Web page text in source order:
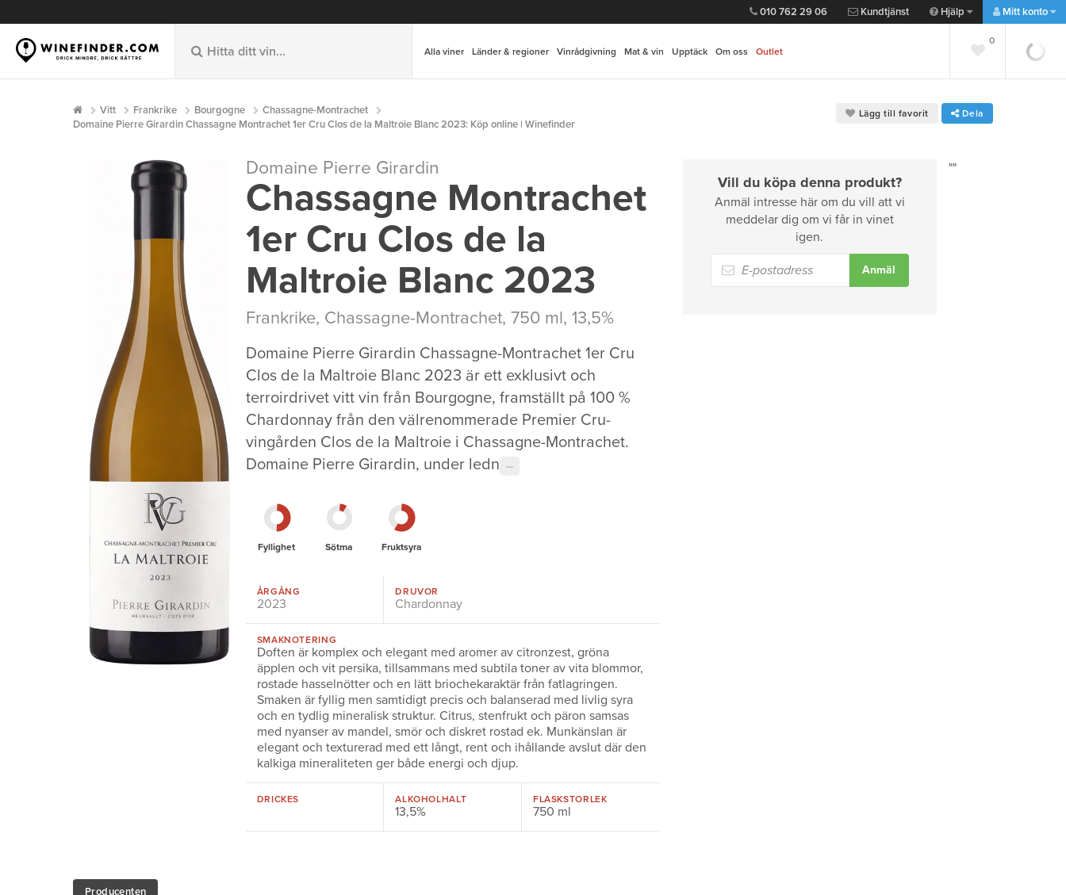
010 762 29 06 Kundtjänst Hjälp Mitt konto
Alla viner Länder & regioner Vinrådgivning Mat & vin Upptäck Om oss Outlet
0
0
Vitt Frankrike Bourgogne
Chassagne-Montrachet
Domaine Pierre Girardin Chassagne Montrachet 1er Cru Clos de la Maltroie Blanc 2023: Köp online | Winefinder
Lägg till favorit Dela
Domaine Pierre Girardin
Chassagne Montrachet
1er Cru Clos de la
Maltroie Blanc 2023
Frankrike, Chassagne-Montrachet, 750 ml, 13,5%
Domaine Pierre Girardin Chassagne-Montrachet 1er Cru
Clos de la Maltroie Blanc 2023 är ett exklusivt och
terroirdrivet vitt vin från Bourgogne, framställt på 100 %
Chardonnay från den välrenommerade Premier Cru-
vingården Clos de la Maltroie i Chassagne-Montrachet.
Domaine Pierre Girardin, under ledn
···
Vill du köpa denna produkt?
Anmäl intresse här om du vill att vi
meddelar dig om vi får in vinet
igen.
Anmäl
Fyllighet Sötma Fruktsyra
ÅRGÅNG
2023
DRUVOR
Chardonnay
SMAKNOTERING
Doften är komplex och elegant med aromer av citronzest, gröna
äpplen och vit persika, tillsammans med subtila toner av vita blommor,
rostade hasselnötter och en lätt briochekaraktär från fatlagringen.
Smaken är fyllig men samtidigt precis och balanserad med livlig syra
och en tydlig mineralisk struktur. Citrus, stenfrukt och päron samsas
med nyanser av mandel, smör och diskret rostad ek. Munkänslan är
elegant och texturerad med ett långt, rent och ihållande avslut där den
kalkiga mineraliteten ger både energi och djup.
DRICKES ALKOHOLHALT
13,5%
FLASKSTORLEK
750 ml
Producenten
""